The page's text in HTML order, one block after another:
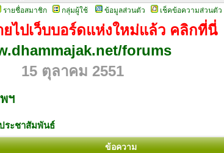
รายชื่อสมาชิก กลุ่มผู้ใช้ ข้อมูลส่วนตัว เช็คข้อความส่วนตัว
ยไปเว็บบอร์ดแห่งใหม่แล้ว คลิกที่นี่
forums
15 ตุลาคม 2551
ฯ
ระชาสัมพันธ์
ข้อความ